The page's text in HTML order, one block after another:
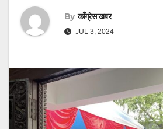
By काँग्रेस खबर
JUL 3, 2024